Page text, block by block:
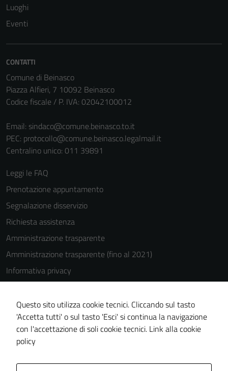
Luoghi
Eventi
CONTATTI
Comune di Beinasco
Piazza Alfieri, 7 10092 Beinasco
Codice fiscale / P. IVA: 02042100012
Email: sindaco@comune.beinasco.to.it
PEC: protocollo@comune.beinasco.legalmail.it
Centralino unico: 011 39891
Leggi le FAQ
Prenotazione appuntamento
Segnalazione disservizio
Richiesta assistenza
Amministrazione trasparente
Amministrazione trasparente (fino al 2021)
Informativa privacy
Note legali
Dichiarazione di accessibilità
Piano di miglioramento del sito
Questo sito utilizza cookie tecnici. Cliccando sul tasto
'Accetta tutti' o sul tasto 'Esci' si continua la navigazione
con l'accettazione di soli cookie tecnici. Link alla cookie
policy
possono
informazioni